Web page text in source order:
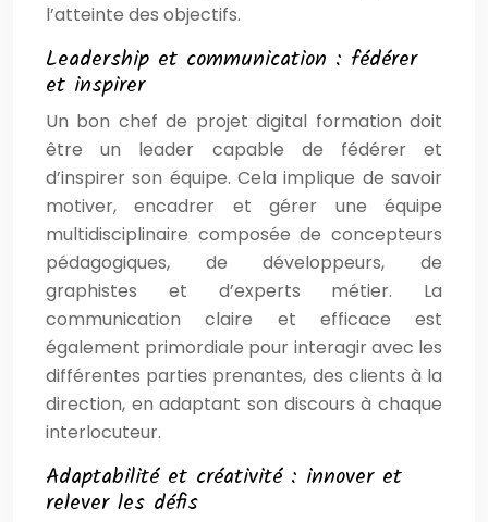
l’atteinte des objectifs.
Leadership et communication : fédérer
et inspirer
Un bon chef de projet digital formation doit
être un leader capable de fédérer et
d’inspirer son équipe. Cela implique de savoir
motiver, encadrer et gérer une équipe
multidisciplinaire composée de concepteurs
pédagogiques, de développeurs, de
graphistes et d’experts métier. La
communication claire et efficace est
également primordiale pour interagir avec les
différentes parties prenantes, des clients à la
direction, en adaptant son discours à chaque
interlocuteur.
Adaptabilité et créativité : innover et
relever les défis